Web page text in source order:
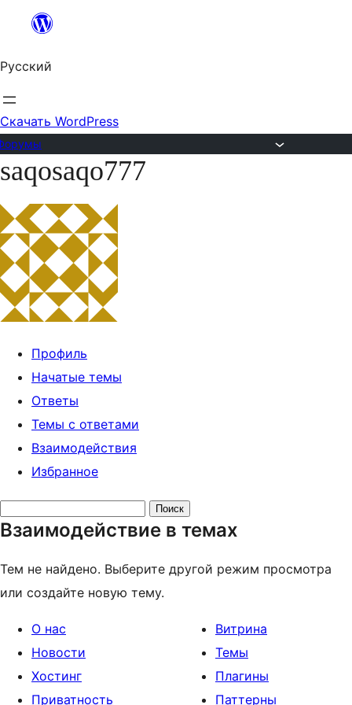
Перейти
содержимому
Русский
Скачать WordPress
Перейти
содержимому
saqosaqo777
Профиль
Начатые темы
Ответы
Темы с ответами
Взаимодействия
Избранное
тем:
Взаимодействие в темах
Тем не найдено. Выберите другой режим просмотра
или создайте новую тему.
О нас
Новости
Хостинг
Приватность
Витрина
Темы
Плагины
Паттерны